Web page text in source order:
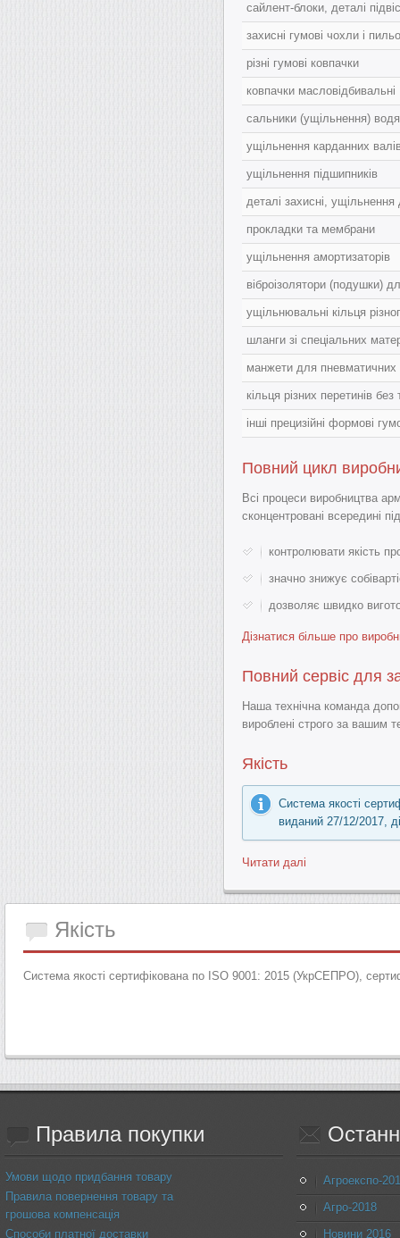
сайлент-блоки, деталі
захисні гумові чохли і
різні гумові ковпачки
ковпачки масловідбивальні
сальники (ущільнення)
ущільнення карданних
ущільнення підшипників
деталі захисні,
прокладки та мембрани
ущільнення амортизаторів
віброізолятори (подушки)
ущільнювальні кільця
шланги зі спеціальних
манжети для пневматичних
кільця різних перетинів
інші прецизійні формові
Повний цикл
Всі процеси виробництва
сконцентровані всередині
контролювати якість
значно знижує
дозволяє швидко
Дізнатися більше про
Повний сервіс для
Наша технічна команда
вироблені строго за вашим
Якість
Система якості
виданий 27/12/2017,
Читати далі
Якість
Система якості сертифікована по ISO 9001: 2015 (УкрСЕПРО),
Правилапокупки
Умови щодо придбання товару
Правила повернення товару та
грошова компенсація
Способи платної доставки
Агроекспо-
Агро-2018
Новини 2016